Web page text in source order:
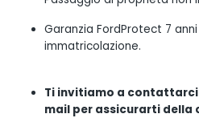
Garanzia FordProtect 7
immatricolazione.
Ti invitiamo a
mail per assicurarti